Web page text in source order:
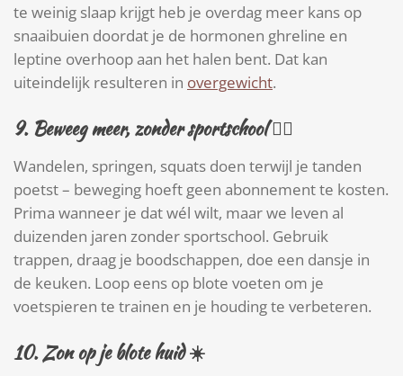
te weinig slaap krijgt heb je overdag meer kans op
snaaibuien doordat je de hormonen ghreline en
leptine overhoop aan het halen bent. Dat kan
uiteindelijk resulteren in overgewicht.
9. Beweeg meer, zonder sportschool🚶‍♀️
Wandelen, springen, squats doen terwijl je tanden
poetst – beweging hoeft geen abonnement te kosten.
Prima wanneer je dat wél wilt, maar we leven al
duizenden jaren zonder sportschool. Gebruik
trappen, draag je boodschappen, doe een dansje in
de keuken. Loop eens op blote voeten om je
voetspieren te trainen en je houding te verbeteren.
10.Zon op je blote huid☀️